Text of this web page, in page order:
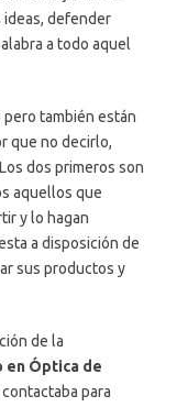
ideas, defender
a todo aquel
también están
que no decirlo,
dos primeros son
aquellos que
y lo hagan
a disposición de
sus productos y
de la
en Óptica de
para